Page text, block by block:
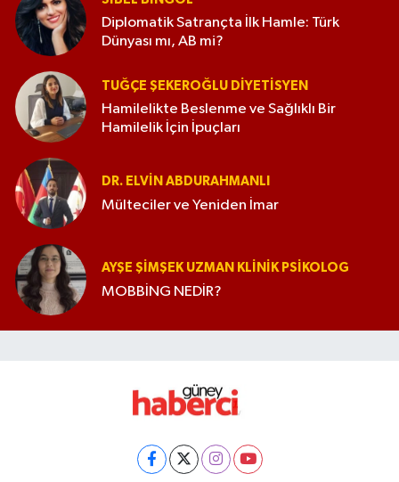
Diplomatik Satrançta İlk Hamle: Türk
Dünyası mı, AB mi?
TUĞÇE ŞEKEROĞLU DIYETISYEN
Hamilelikte Beslenme ve Sağlıklı Bir
Hamilelik İçin İpuçları
DR. ELVIN ABDURAHMANLI
Mülteciler ve Yeniden İmar
AYŞE ŞIMŞEK UZMAN KLINIK PSIKOLOG
MOBBİNG NEDİR?